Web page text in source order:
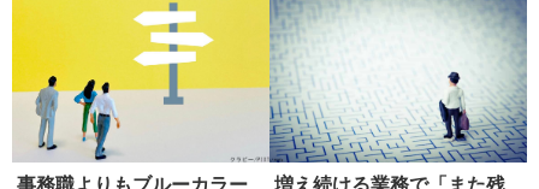
事務職よりもブルーカラー
増え続ける業務で「また残